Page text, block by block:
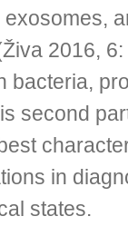
2016,
bacteria,
second
in
states.